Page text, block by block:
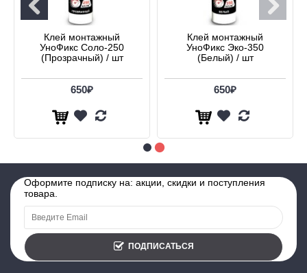
Клей монтажный
УноФикс Соло-250
(Прозрачный) / шт
650₽
Клей монтажный
УноФикс Эко-350
(Белый) / шт
650₽
Оформите подписку на: акции, скидки и поступления
товара.
ПОДПИСАТЬСЯ